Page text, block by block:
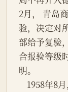
2月， 青岛
验，决定对
部给予复验
合报验等级
明。